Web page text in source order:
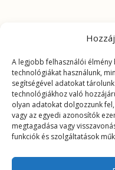
A legjobb felhasználói
technológiákat használunk,
segítségével adatokat
technológiákhoz való
olyan adatokat dolgozzunk
vagy az egyedi azonosítók
megtagadása vagy
funkciók és szolgáltatások